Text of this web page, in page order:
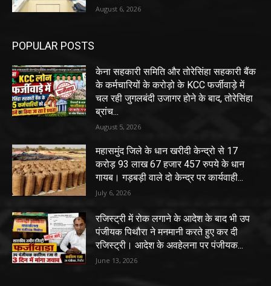
August 6, 2026
POPULAR POSTS
केना सहकारी समिति और तोरेसिंहा सहकारी बैंक
के कर्मचारियों के करोड़ो के KCC फर्जीवाड़े में
चल रही जुगलबंदी उजागर होने के बाद, तोरेसिंहा
ब्रांच...
August 5, 2026
महासमुंद जिले के धान खरीदी केन्द्रो से 17
करोड़ 93 लाख 67 हजार 457 रुपये के धान
गायब। गड़बड़ी वाले दो केन्द्र पर कार्यवाही...
July 6, 2026
रजिस्ट्री में रोक लगाने के आदेश के बाद भी उप
पंजीयक पिथौरा ने मनमानी करते हुए कर दी
रजिस्ट्री। आदेश के अवहेलना पर पंजीयक...
June 13, 2026